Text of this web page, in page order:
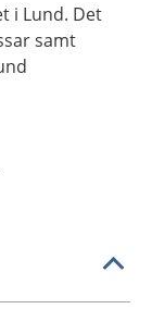
i Lund. Det
samt